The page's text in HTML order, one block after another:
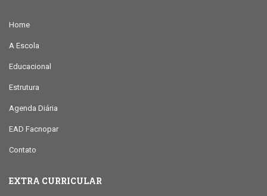
Home
A Escola
Educacional
Estrutura
Agenda Diária
EAD Facnopar
Contato
EXTRA CURRICULAR